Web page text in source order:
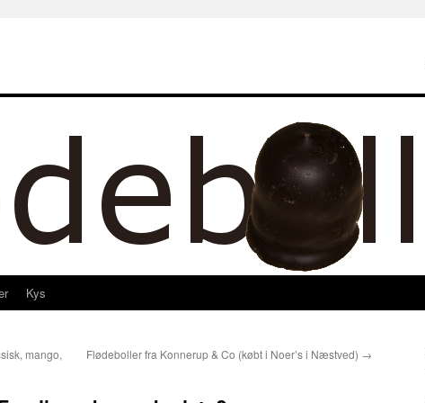
Kys
mango,
Flødeboller fra Konnerup & Co (købt i Noer’s i Næstved) →